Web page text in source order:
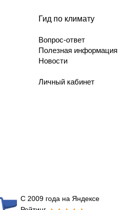
Гид по климату
Вопрос-ответ
Полезная информация
Новости
Личный кабинет
С 2009 года на Яндексе